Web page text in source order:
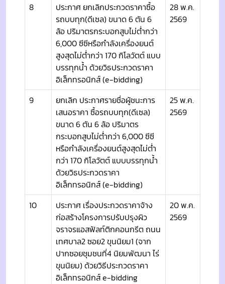
8
ประกาศ ยกเลิกประกวดราคาซื้อ
รถบบทุก(ดีเซล) ขนาด 6 ตัน 6
ล้อ ปริมาตรกระบอกสูบไม่ต่ำกว่า
6,000 ซีซีหรือกำลังเครื่องยนต์
สูงสุดไม่ต่ำกว่า 170 กิโลวัตต์ แบบ
บรรทุกน้ำ ด้วยวิธประกวดราคา
อิเล็กทรอนิกส์ (e-bidding)
28 พ.ค.
2569
9
ยกเลิก ประกาศรายชื่อผู้ชนะการ
เสนอราคา ซื้อรถบบทุก(ดีเซล)
ขนาด 6 ตัน 6 ล้อ ปริมาตร
กระบอกสูบไม่ต่ำกว่า 6,000 ซีซี
หรือกำลังเครื่องยนต์สูงสุดไม่ต่ำ
กว่า 170 กิโลวัตต์ แบบบรรทุกน้ำ
ด้วยวิธประกวดราคา
อิเล็กทรอนิกส์ (e-bidding)
25 พ.ค.
2569
10
ประกาศ เรื่องประกวดราคาจ้าง
ก่อสร้างโครงการปรับปรุงผิว
จราจรแอสฟัลท์ติกคอนกรีต ถนน
เทศบาล2 ซอย2 ขุนนิยม1 (จาก
ปากซอยชุมชนที่4 นิยมพัฒนา ไร่
ขุนนิยม) ด้วยวิธีประกวดราคา
อิเล็กทรอนิกส์ e-bidding
20 พ.ค.
2569